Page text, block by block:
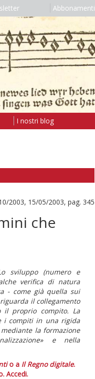
Abbonamenti
I nostri blog
2003, 15/05/2003, pag. 345
che
sviluppo (numero e
verifica di natura
- come già quella sui
il collegamento
proprio compito. La
i compiti in una rigida
la formazione
e nella
o a Il Regno digitale.
Accedi.